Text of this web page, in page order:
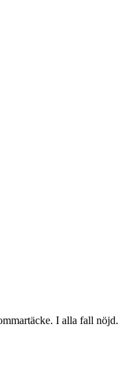
I alla fall nöjd.